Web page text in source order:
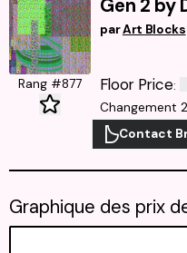
Gen 2 by
parArt Blocks
Rang #877 Floor Price:
Changement
Contact
Graphique des prix